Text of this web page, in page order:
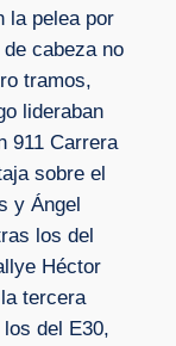
la pelea por
cabeza no
tramos,
lideraban
911 Carrera
sobre el
y Ángel
los del
Héctor
tercera
del E30,